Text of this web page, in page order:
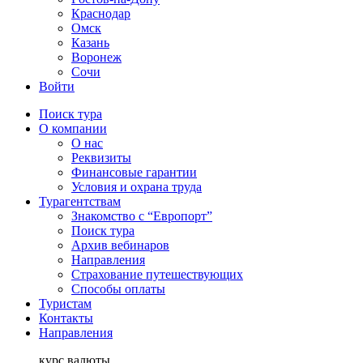
Краснодар
Омск
Казань
Воронеж
Сочи
Войти
Поиск тура
О компании
О нас
Реквизиты
Финансовые гарантии
Условия и охрана труда
Турагентствам
Знакомство с “Европорт”
Поиск тура
Архив вебинаров
Направления
Страхование путешествующих
Способы оплаты
Туристам
Контакты
Направления
курс валюты